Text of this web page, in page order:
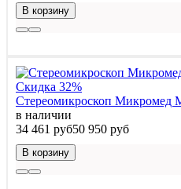
В корзину
Скидка 32%
Стереомикроскоп Микромед
в наличии
34 461 руб50 950 руб
В корзину